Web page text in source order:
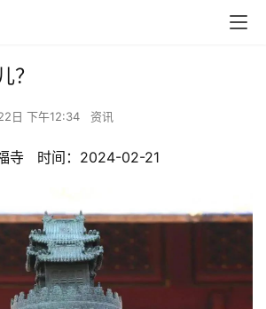
？
日 下午12:34 资讯
寺   时间：2024-02-21